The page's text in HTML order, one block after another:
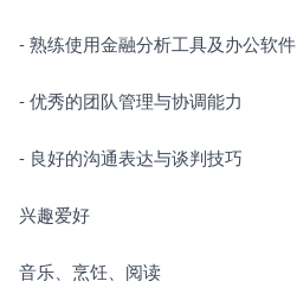
- 熟练使用金融分析工具及办公软件
- 优秀的团队管理与协调能力
- 良好的沟通表达与谈判技巧
兴趣爱好
音乐、烹饪、阅读